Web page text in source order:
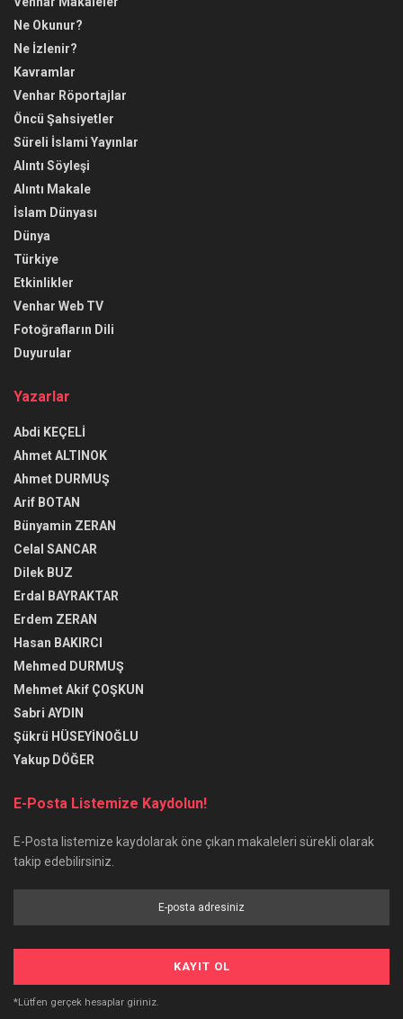
Ne Okunur?
Ne İzlenir?
Kavramlar
Venhar Röportajlar
Öncü Şahsiyetler
Süreli İslami Yayınlar
Alıntı Söyleşi
Alıntı Makale
İslam Dünyası
Dünya
Türkiye
Etkinlikler
Venhar Web TV
Fotoğrafların Dili
Duyurular
Yazarlar
Abdi KEÇELİ
Ahmet ALTINOK
Ahmet DURMUŞ
Arif BOTAN
Bünyamin ZERAN
Celal SANCAR
Dilek BUZ
Erdal BAYRAKTAR
Erdem ZERAN
Hasan BAKIRCI
Mehmed DURMUŞ
Mehmet Akif ÇOŞKUN
Sabri AYDIN
Şükrü HÜSEYİNOĞLU
Yakup DÖĞER
E-Posta Listemize Kaydolun!
E-Posta listemize kaydolarak öne çıkan makaleleri sürekli olarak
takip edebilirsiniz.
*Lütfen gerçek hesaplar giriniz.